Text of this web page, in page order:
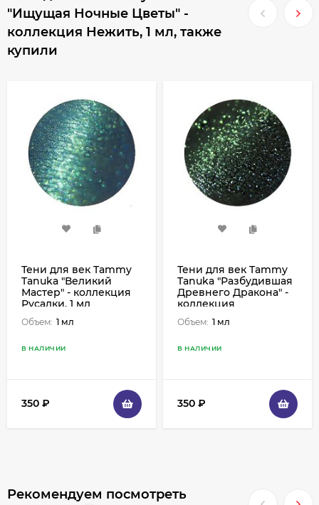
"Ищущая Ночные Цветы" -
коллекция Нежить, 1 мл, также
купили
Тени для век Tammy
Tanuka "Великий
Мастер" - коллекция
Русалки, 1 мл
Объем: 1 мл
В НАЛИЧИИ
350 ₽
Тени для век Tammy
Tanuka "Разбудившая
Древнего Дракона" -
коллекция
Повелительницы
Драконов, 1 мл
Объем: 1 мл
В НАЛИЧИИ
350 ₽
Рекомендуем посмотреть